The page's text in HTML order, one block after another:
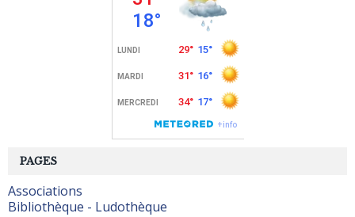
PAGES
Associations
Bibliothèque - Ludothèque